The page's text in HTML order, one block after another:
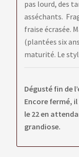
pas lourd, des
asséchants.
fraise écrasée.
(plantées six
maturité. Le
Dégusté fin de
Encore fermé,
le 22 en
grandiose.